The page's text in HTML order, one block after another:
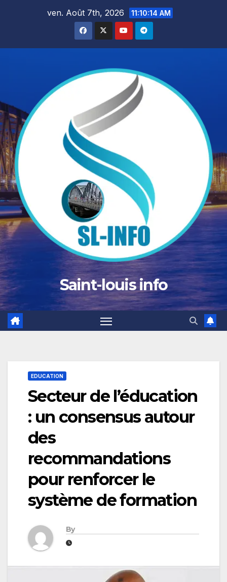
ven. Août 7th, 2026 11:10:16 AM
Saint-louis info
EDUCATION
Secteur de l’éducation
: un consensus autour
des
recommandations
pour renforcer le
système de formation
By